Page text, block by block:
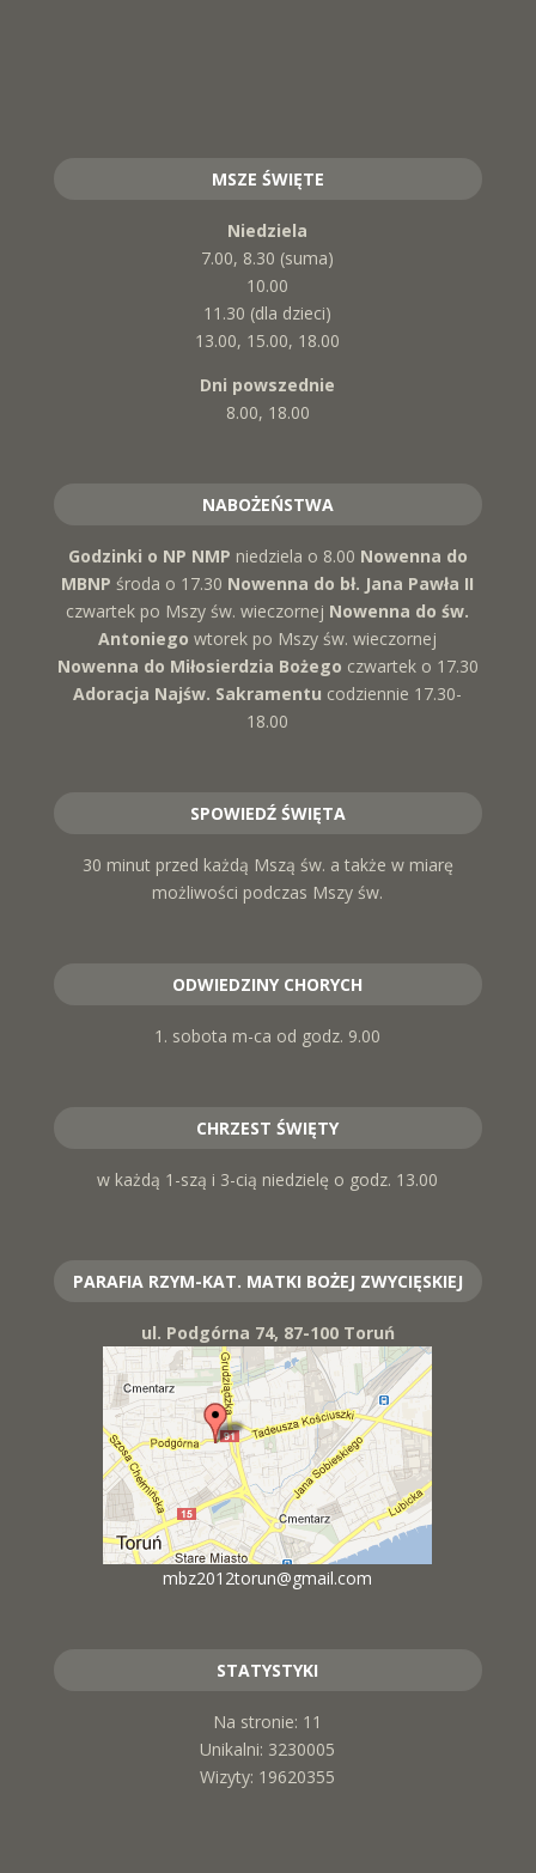
MSZE ŚWIĘTE
Niedziela
7.00, 8.30 (suma)
10.00
11.30 (dla dzieci)
13.00, 15.00, 18.00
Dni powszednie
8.00, 18.00
NABOŻEŃSTWA
Godzinki o NP NMP niedziela o 8.00 Nowenna do
MBNP środa o 17.30 Nowenna do bł. Jana Pawła II
czwartek po Mszy św. wieczornej Nowenna do św.
Antoniegowtorek po Mszy św. wieczornej
Nowenna do Miłosierdzia Bożego czwartek o 17.30
Adoracja Najśw. Sakramentu codziennie 17.30-
18.00
SPOWIEDŹ ŚWIĘTA
30 minut przed każdą Mszą św. a także w miarę
możliwości podczas Mszy św.
ODWIEDZINY CHORYCH
1. sobota m-ca od godz. 9.00
CHRZEST ŚWIĘTY
w każdą 1-szą i 3-cią niedzielę o godz. 13.00
PARAFIA RZYM-KAT. MATKI BOŻEJ ZWYCIĘSKIEJ
ul. Podgórna 74, 87-100 Toruń
mbz2012torun@gmail.com
STATYSTYKI
Na stronie: 11
Unikalni: 3230005
Wizyty: 19620355